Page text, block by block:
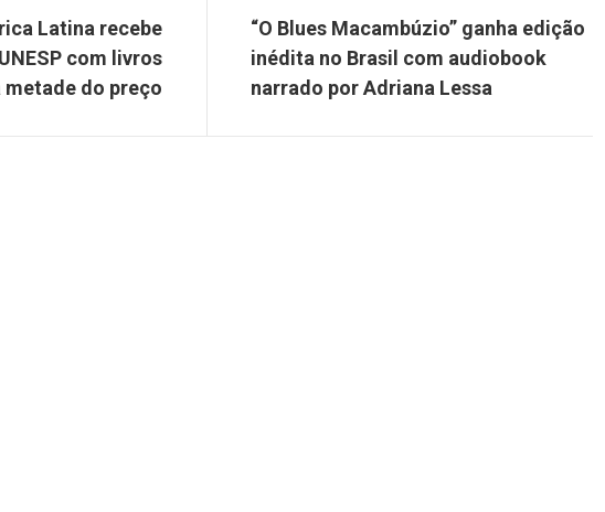
Latina recebe
com livros
metade do preço
“O Blues Macambúzio” ganha edição
inédita no Brasil com audiobook
narrado por Adriana Lessa